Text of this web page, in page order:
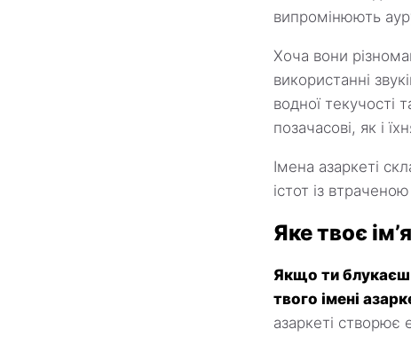
випромінюють
Хоча вони
використанні
водної текучості
позачасові, як і
Імена азаркеті
істот із
Яке твоє
Якщо ти блукаєш
твого імені
азаркеті створює